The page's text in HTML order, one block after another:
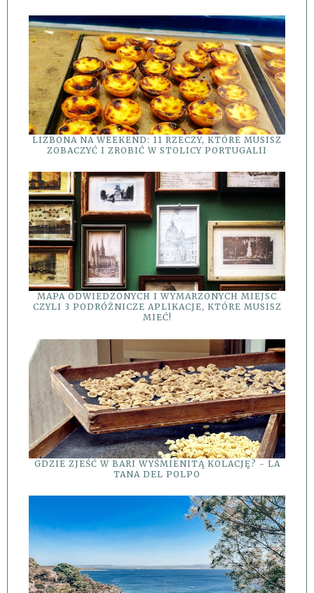
LIZBONA NA WEEKEND: 11 RZECZY, KTÓRE MUSISZ
ZOBACZYĆ I ZROBIĆ W STOLICY PORTUGALII
MAPA ODWIEDZONYCH I WYMARZONYCH MIEJSC
CZYLI 3 PODRÓŻNICZE APLIKACJE, KTÓRE MUSISZ
MIEĆ!
GDZIE ZJEŚĆ W BARI WYŚMIENITĄ KOLACJĘ? - LA
TANA DEL POLPO